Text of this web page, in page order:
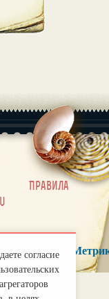
Правила
согласие